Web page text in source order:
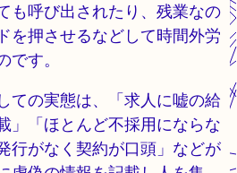
も呼び出されたり、残業なの
を押させるなどして時間外労
す。
ての実態は、「求人に嘘の給
」「ほとんど不採用にならな
行がなく契約が口頭」などが